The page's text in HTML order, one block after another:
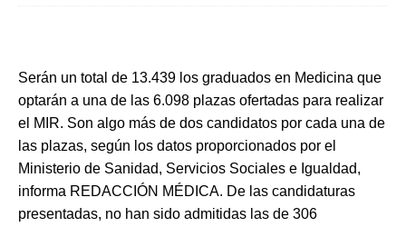
Serán un total de 13.439 los graduados en Medicina que
optarán a una de las 6.098 plazas ofertadas para realizar
el MIR. Son algo más de dos candidatos por cada una de
las plazas, según los datos proporcionados por el
Ministerio de Sanidad, Servicios Sociales e Igualdad,
informa REDACCIÓN MÉDICA. De las candidaturas
presentadas, no han sido admitidas las de 306